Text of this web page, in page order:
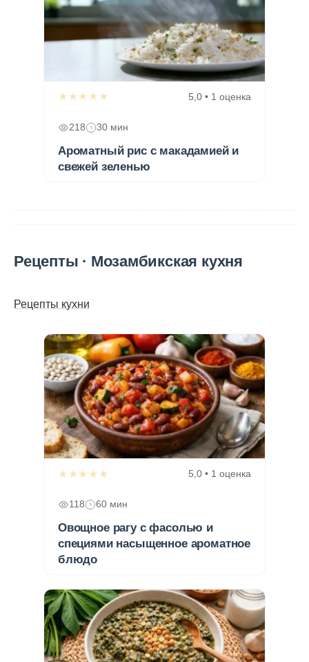
★★★★★ 5,0 • 1 оценка
218 30 мин
Ароматный рис с макадамией и
свежей зеленью
Рецепты · Мозамбикская кухня
Рецепты кухни
★★★★★ 5,0 • 1 оценка
118 60 мин
Овощное рагу с фасолью и
специями насыщенное ароматное
блюдо